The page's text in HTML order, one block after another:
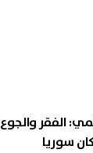
الفقر والجوع
سوريا